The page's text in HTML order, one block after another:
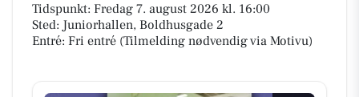
Tidspunkt: Fredag 7. august 2026 kl. 16:00
Sted: Juniorhallen, Boldhusgade 2
Entré: Fri entré (Tilmelding nødvendig via Motivu)